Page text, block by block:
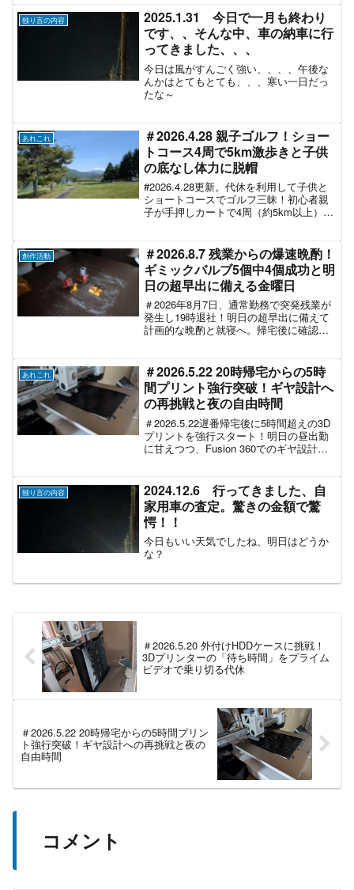
です。 結論から申し上げますと、2度の
失敗を経...
独り言の内容
2025.1.31 今日で一月も終わり
です、、そんな中、車の納車に行
ってきました、、、
今日は風がすんごく強い、、、、午後な
んかはとてもとても、、、寒い一日だっ
たな～
あれこれ
＃2026.4.28 親子ゴルフ！ショー
トコース4周で5km激歩きと子供
の底なし体力に脱帽
#2026.4.28更新。代休を利用して子供と
ショートコースでゴルフ三昧！初心者親
子が手押しカートで4周（約5km以上）を
覚めたおじさんの休日ポジティブ日記。
創作活動
＃2026.8.7 残業からの爆速晩酌！
ギミックバルブ5個中4個成功と明
日の超早出に備える金曜日
＃2026年8月7日、通常勤務で突発残業が
発生し19時退社！明日の超早出に備えて
計画的な晩酌と就寝へ。帰宅後に確認し
るおじさんの日記。
あれこれ
＃2026.5.22 20時帰宅からの5時
間プリント強行突破！ギヤ設計へ
の再挑戦と夜の自由時間
＃2026.5.22遅番帰宅後に5時間超えの3D
プリントを強行スタート！明日の昼出勤
に甘えつつ、Fusion 360でのギヤ設計再
独り言の内容
2024.12.6 行ってきました、自
家用車の査定。驚きの金額で驚
愕！！
今日もいい天気でしたね、明日はどうか
な？
＃2026.5.20 外付けHDDケースに挑戦！
3Dプリンターの「待ち時間」をプライム
ビデオで乗り切る代休
＃2026.5.22 20時帰宅からの5時間プリン
ト強行突破！ギヤ設計への再挑戦と夜の
自由時間
コメント